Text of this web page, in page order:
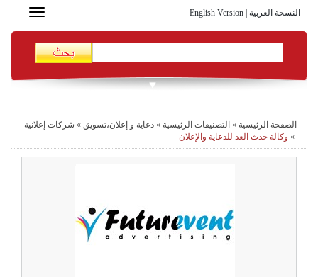
النسخة العربية English Version
Toggle
الصفحة الرئيسية » التصنيفات الرئيسية » دعاية و إعلان،تسويق » شركات إعلانية
» وكالة حدث الغد للدعاية والإعلان